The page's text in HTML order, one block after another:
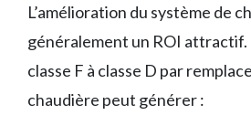
L’amélioration du système de
généralement un ROI attractif.
classe F à classe D par
chaudière peut générer :